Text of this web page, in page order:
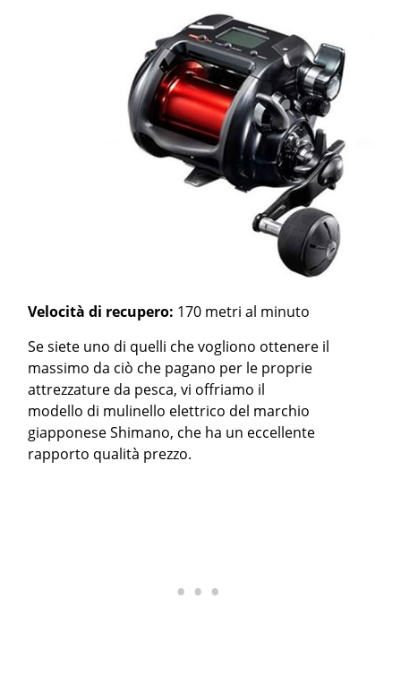
Velocità di recupero: 170 metri al minuto
Se siete uno di quelli che vogliono ottenere il
massimo da ciò che pagano per le proprie
attrezzature da pesca, vi offriamo il
modello di mulinello elettrico del marchio
giapponese Shimano, che ha un eccellente
rapporto qualità prezzo.